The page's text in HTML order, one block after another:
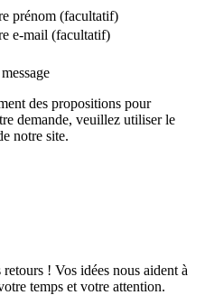
prénom (facultatif)
e-mail (facultatif)
des propositions pour
demande, veuillez utiliser le
notre site.
! Vos idées nous aident à
temps et votre attention.